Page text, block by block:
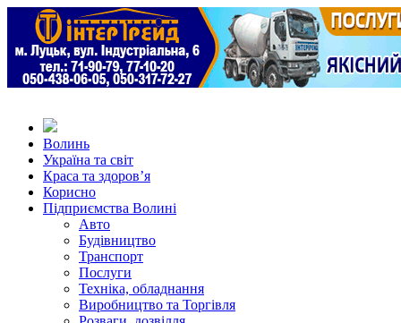
Волинь
Україна та світ
Краса та здоров’я
Корисно
Підприємства Волині
Авто
Будівництво
Транспорт
Послуги
Техніка, обладнання
Виробництво та Торгівля